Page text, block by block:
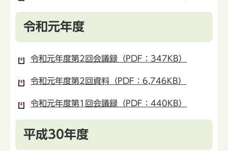
令和元年度
令和元年度第2回会議録（PDF：347KB）
令和元年度第2回資料（PDF：6,746KB）
令和元年度第1回会議録（PDF：440KB）
平成30年度